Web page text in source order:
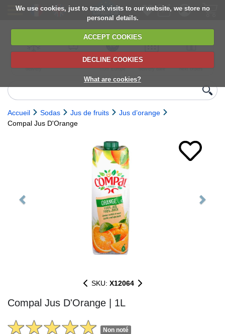
We use cookies, just to track visits to our website, we store no
personal details.
ACCEPT COOKIES
DECLINE COOKIES
What are cookies?
delivery
6,000+ products
Direct import
from Europe
Choose your
delivery date
next orders
Accueil Sodas Jus de fruits
Jus d’orange
Compal Jus D'Orange
SKU: X12064
Compal Jus D'Orange | 1L
Non noté